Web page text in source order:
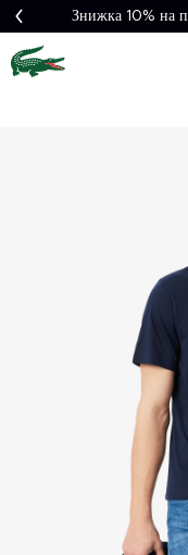
Знижка 10% на
доставка